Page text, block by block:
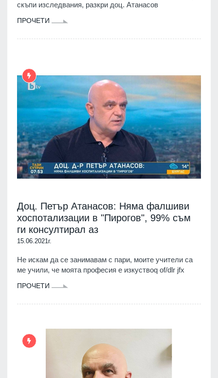
скъпи изследвания, разкри доц. Атанасов
ПРОЧЕТИ
Доц. Петър Атанасов: Няма фалшиви
хоспотализации в "Пирогов", 99% съм
ги консултирал аз
15.06.2021г.
Не искам да се занимавам с пари, моите учители са
ме учили, че моята професия е изкуствоq of/dlr jfx
ПРОЧЕТИ